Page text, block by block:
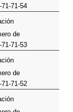
71-54
de
71-53
de
71-52